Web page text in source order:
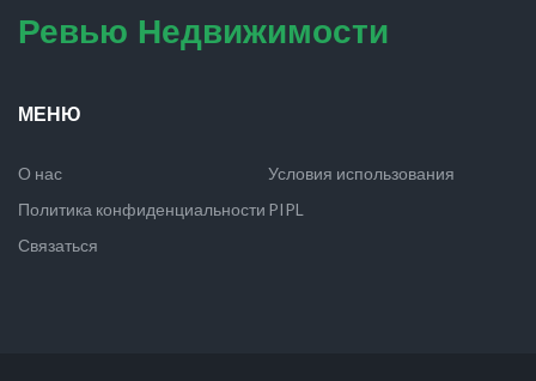
Ревью Недвижимости
МЕНЮ
О нас
Условия использования
Политика конфиденциальности PIPL
Связаться